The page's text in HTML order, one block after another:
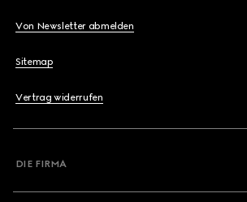
Von Newsletter abmelden
Sitemap
Vertrag widerrufen
DIE FIRMA